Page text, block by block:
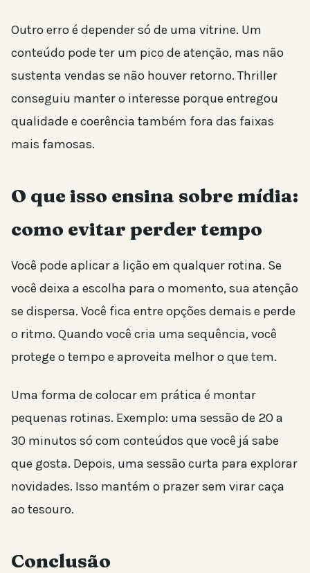
Outro erro é depender só de uma vitrine. Um
conteúdo pode ter um pico de atenção, mas não
sustenta vendas se não houver retorno. Thriller
conseguiu manter o interesse porque entregou
qualidade e coerência também fora das faixas
mais famosas.
O que isso ensina sobre mídia:
como evitar perder tempo
Você pode aplicar a lição em qualquer rotina. Se
você deixa a escolha para o momento, sua atenção
se dispersa. Você fica entre opções demais e perde
o ritmo. Quando você cria uma sequência, você
protege o tempo e aproveita melhor o que tem.
Uma forma de colocar em prática é montar
pequenas rotinas. Exemplo: uma sessão de 20 a
30 minutos só com conteúdos que você já sabe
que gosta. Depois, uma sessão curta para explorar
novidades. Isso mantém o prazer sem virar caça
ao tesouro.
Conclusão